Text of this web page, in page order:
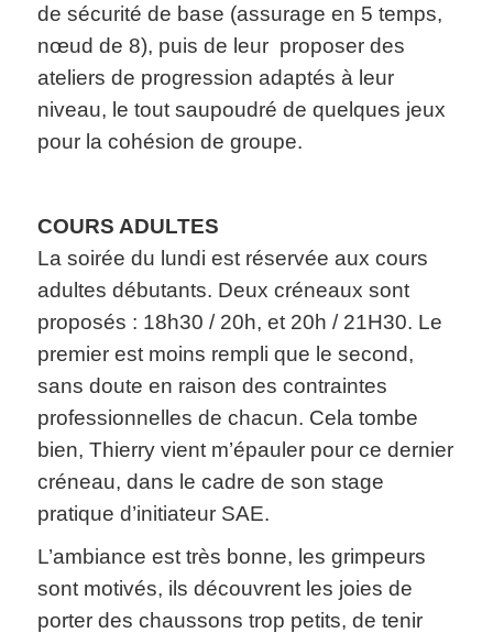
de sécurité de base (assurage en 5 temps,
nœud de 8), puis de leur proposer des
ateliers de progression adaptés à leur
niveau, le tout saupoudré de quelques jeux
pour la cohésion de groupe.
COURS ADULTES
La soirée du lundi est réservée aux cours
adultes débutants. Deux créneaux sont
proposés : 18h30 / 20h, et 20h / 21H30. Le
premier est moins rempli que le second,
sans doute en raison des contraintes
professionnelles de chacun. Cela tombe
bien, Thierry vient m’épauler pour ce dernier
créneau, dans le cadre de son stage
pratique d’initiateur SAE.
L’ambiance est très bonne, les grimpeurs
sont motivés, ils découvrent les joies de
porter des chaussons trop petits, de tenir